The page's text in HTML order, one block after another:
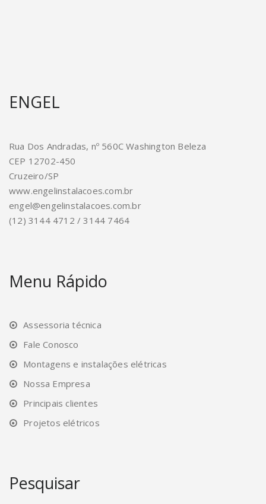
ENGEL
Rua Dos Andradas, nº 560C Washington Beleza
CEP 12702-450
Cruzeiro/SP
www.engelinstalacoes.com.br
engel@engelinstalacoes.com.br
(12) 3144 4712 / 3144 7464
Menu Rápido
Assessoria técnica
Fale Conosco
Montagens e instalações elétricas
Nossa Empresa
Principais clientes
Projetos elétricos
Pesquisar